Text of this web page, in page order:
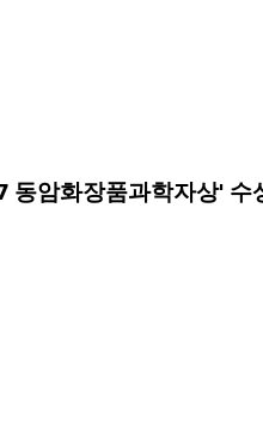
동암화장품과학자상' 수